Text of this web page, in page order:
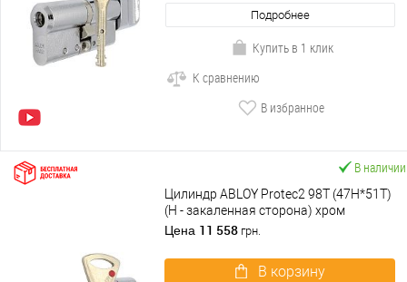
Подробнее
Купить в 1 клик
К сравнению
В избранное
В наличии
Цилиндр ABLOY Protec2 98T (47H*51T)
(H - закаленная сторона) хром
полированный
Цена 11 558 грн.
В корзину